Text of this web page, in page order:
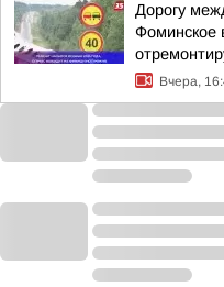
Дорогу
Фоминское
Вчера,